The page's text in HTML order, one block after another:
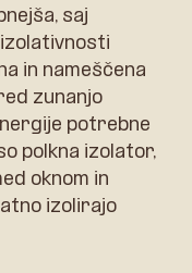
saj
in nameščena
zunanjo
potrebne
polkna izolator,
oknom in
izolirajo